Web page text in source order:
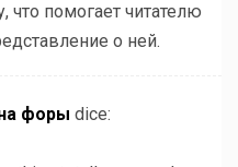
что помогает читателю
о ней.
форы dice: